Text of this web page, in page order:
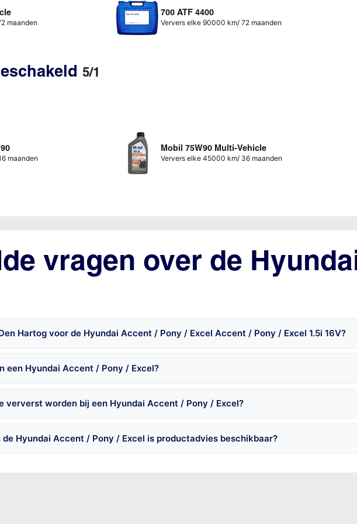
maanden
700 ATF 4400
Ververs elke 90000 km/ 72 maanden
5/1
maanden
Mobil 75W90 Multi-Vehicle
Ververs elke 45000 km/ 36 maanden
vragen over de
Hartog voor de Hyundai Accent / Pony / Excel Accent / Pony / Excel 1.5i 16V?
een Hyundai Accent / Pony / Excel?
ververst worden bij een Hyundai Accent / Pony / Excel?
Hyundai Accent / Pony / Excel is productadvies beschikbaar?